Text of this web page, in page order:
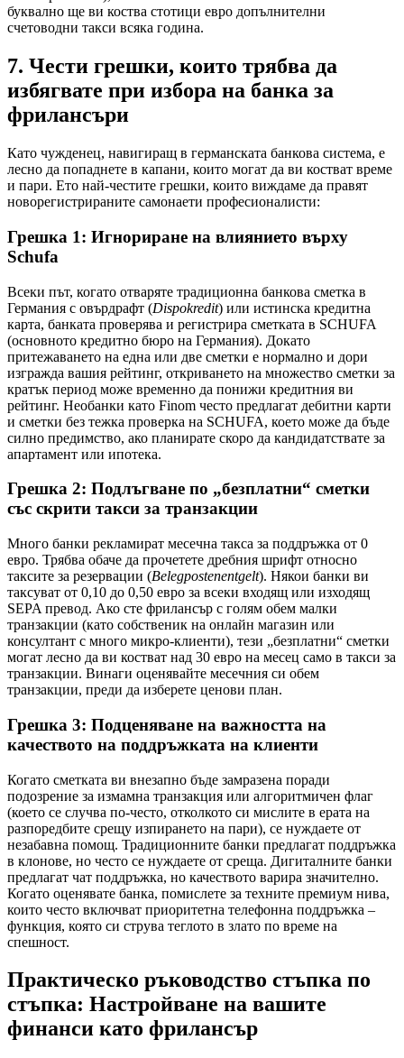
буквално ще ви коства стотици евро допълнителни
счетоводни такси всяка година.
7. Чести грешки, които трябва да
избягвате при избора на банка за
фрилансъри
Като чужденец, навигиращ в германската банкова система, е
лесно да попаднете в капани, които могат да ви костват време
и пари. Ето най-честите грешки, които виждаме да правят
новорегистрираните самонаети професионалисти:
Грешка 1: Игнориране на влиянието върху
Schufa
Всеки път, когато отваряте традиционна банкова сметка в
Германия с овърдрафт (Dispokredit) или истинска кредитна
карта, банката проверява и регистрира сметката в SCHUFA
(основното кредитно бюро на Германия). Докато
притежаването на една или две сметки е нормално и дори
изгражда вашия рейтинг, откриването на множество сметки за
кратък период може временно да понижи кредитния ви
рейтинг. Необанки като Finom често предлагат дебитни карти
и сметки без тежка проверка на SCHUFA, което може да бъде
силно предимство, ако планирате скоро да кандидатствате за
апартамент или ипотека.
Грешка 2: Подлъгване по „безплатни“ сметки
със скрити такси за транзакции
Много банки рекламират месечна такса за поддръжка от 0
евро. Трябва обаче да прочетете дребния шрифт относно
таксите за резервации (Belegpostenentgelt). Някои банки ви
таксуват от 0,10 до 0,50 евро за всеки входящ или изходящ
SEPA превод. Ако сте фрилансър с голям обем малки
транзакции (като собственик на онлайн магазин или
консултант с много микро-клиенти), тези „безплатни“ сметки
могат лесно да ви костват над 30 евро на месец само в такси за
транзакции. Винаги оценявайте месечния си обем
транзакции, преди да изберете ценови план.
Грешка 3: Подценяване на важността на
качеството на поддръжката на клиенти
Когато сметката ви внезапно бъде замразена поради
подозрение за измамна транзакция или алгоритмичен флаг
(което се случва по-често, отколкото си мислите в ерата на
разпоредбите срещу изпирането на пари), се нуждаете от
незабавна помощ. Традиционните банки предлагат поддръжка
в клонове, но често се нуждаете от среща. Дигиталните банки
предлагат чат поддръжка, но качеството варира значително.
Когато оценявате банка, помислете за техните премиум нива,
които често включват приоритетна телефонна поддръжка –
функция, която си струва теглото в злато по време на
спешност.
Практическо ръководство стъпка по
стъпка: Настройване на вашите
финанси като фрилансър